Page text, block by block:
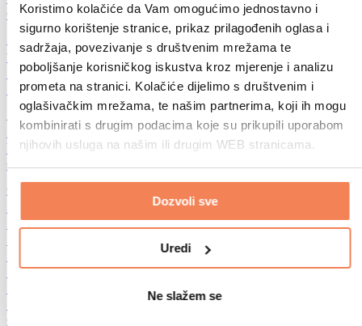
Koristimo kolačiće da Vam omogućimo jednostavno i
sigurno korištenje stranice, prikaz prilagođenih oglasa i
sadržaja, povezivanje s društvenim mrežama te
poboljšanje korisničkog iskustva kroz mjerenje i analizu
prometa na stranici. Kolačiće dijelimo s društvenim i
oglašivačkim mrežama, te našim partnerima, koji ih mogu
kombinirati s drugim podacima koje su prikupili uporabom
njihovih usluga na našim ili drugim WEB stranicama.
Dozvoli sve
Uredi
Ne slažem se
Ostalo
Maslac od oraha
100% namazi iz orašastih plodova
Slatki namazi od orašastih plodova
Proteinski namazi od orašastih plodova
Superfood
Zelena superhrana
Vlakna
Ostala superhrana
Grickalice
Suho meso
Proteinski čips
Ostali snackovi